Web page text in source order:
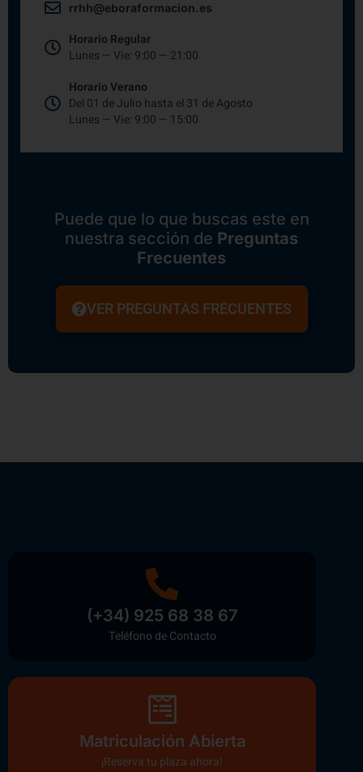
rrhh@eboraformacion.es
Horario Regular
Lunes — Vie: 9:00 — 21:00
Horario Verano
Del 01 de Julio hasta el 31 de Agosto
Lunes — Vie: 9:00 — 15:00
Puede que lo que buscas este en
nuestra sección de Preguntas
Frecuentes
VER PREGUNTAS FRECUENTES
(+34) 925 68 38 67
Teléfono de Contacto
Matriculación Abierta
¡Reserva tu plaza ahora!